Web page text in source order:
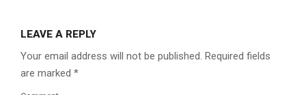
LEAVE A REPLY
Your email address will not be published. Required fields
are marked *